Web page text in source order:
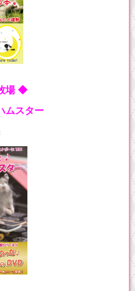
場 ◆
ムスター